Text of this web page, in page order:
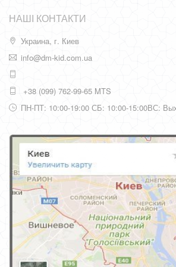
НАШІ КОНТАКТИ
Украина, г. Киев
info@dm-kid.com.ua
+38 (099) 762-99-65 MTS
ПН-ПТ: 10:00-19:00 СБ: 10:00-15:00ВС: